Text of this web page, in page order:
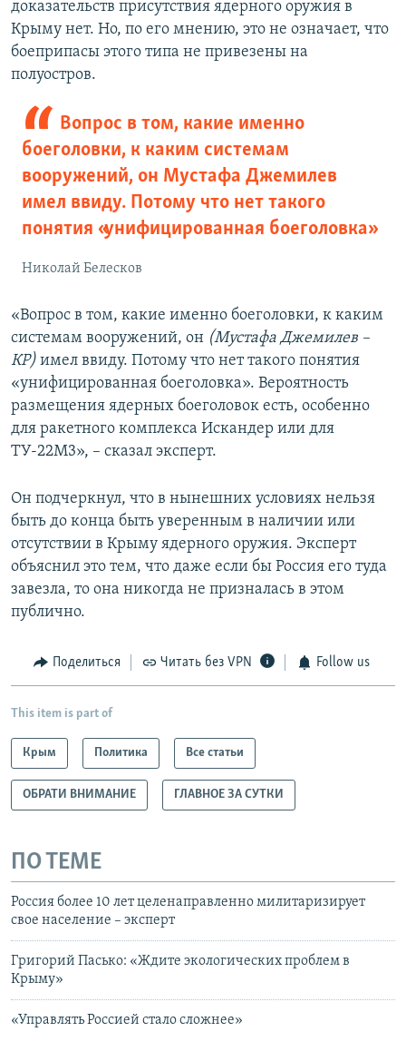
доказательств присутствия ядерного оружия в
Крыму нет. Но, по его мнению, это не означает, что
боеприпасы этого типа не привезены на
полуостров.
Вопрос в том, какие именно
боеголовки, к каким системам
вооружений, он Мустафа Джемилев
имел ввиду. Потому что нет такого
понятия «унифицированная боеголовка»
Николай Белесков
«Вопрос в том, какие именно боеголовки, к каким
системам вооружений, он (Мустафа Джемилев –
КР) имел ввиду. Потому что нет такого понятия
«унифицированная боеголовка». Вероятность
размещения ядерных боеголовок есть, особенно
для ракетного комплекса Искандер или для
ТУ-22М3», – сказал эксперт.
Он подчеркнул, что в нынешних условиях нельзя
быть до конца быть уверенным в наличии или
отсутствии в Крыму ядерного оружия. Эксперт
объяснил это тем, что даже если бы Россия его туда
завезла, то она никогда не призналась в этом
публично.
Поделиться Читать без VPN Follow us
This item is part of
Крым Политика Все статьи
ОБРАТИ ВНИМАНИЕ ГЛАВНОЕ ЗА СУТКИ
ПО ТЕМЕ
Россия более 10 лет целенаправленно милитаризирует
свое население – эксперт
Григорий Пасько: «Ждите экологических проблем в
Крыму»
«Управлять Россией стало сложнее»